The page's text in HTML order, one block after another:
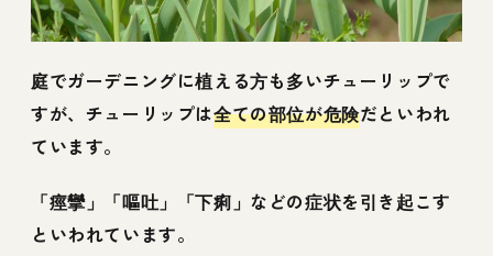
庭でガーデニングに植える方も多いチューリップで
すが、チューリップは全ての部位が危険だといわれ
ています。
「痙攣」「嘔吐」「下痢」などの症状を引き起こす
といわれています。